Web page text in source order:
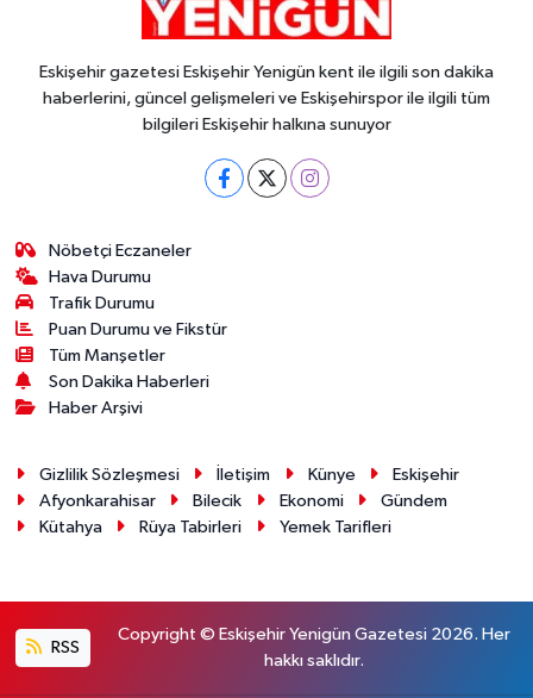
Eskişehir gazetesi Eskişehir Yenigün kent ile ilgili son dakika
haberlerini, güncel gelişmeleri ve Eskişehirspor ile ilgili tüm
bilgileri Eskişehir halkına sunuyor
Nöbetçi Eczaneler
Hava Durumu
Trafik Durumu
Puan Durumu ve Fikstür
Tüm Manşetler
Son Dakika Haberleri
Haber Arşivi
Gizlilik Sözleşmesi İletişim Künye
Eskişehir
Afyonkarahisar
Bilecik Ekonomi
Gündem
Kütahya
Rüya Tabirleri Yemek Tarifleri
RSS
Copyright © Eskişehir Yenigün Gazetesi 2026. Her
hakkı saklıdır.